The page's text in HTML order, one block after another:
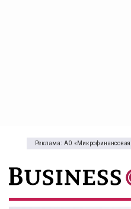
Реклама: АО «Микрофинансовая